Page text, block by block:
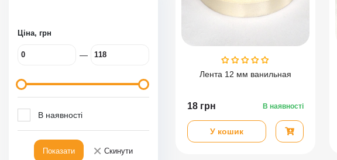
Ціна, грн
—
В наявності
Показати × Скинути
Лента 12 мм ванильная
18 грн В наявності
У кошик